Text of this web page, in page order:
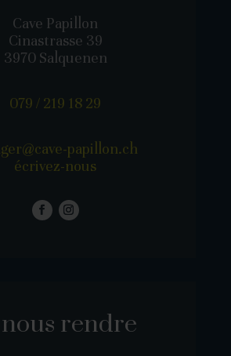
Cave Papillon
Cinastrasse 39
3970 Salquenen
079 / 219 18 29
papillon.ch
écrivez-nous
rendre